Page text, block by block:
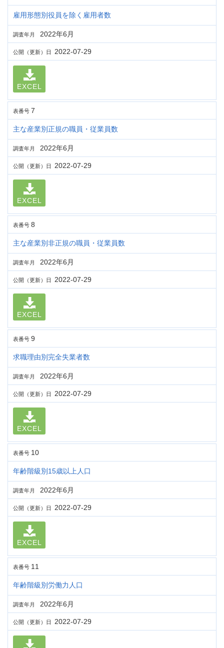
雇用形態別役員を除く雇用者数
調査年月 2022年6月
公開（更新）日 2022-07-29
EXCEL
表番号 7
主な産業別正規の職員・従業員数
調査年月 2022年6月
公開（更新）日 2022-07-29
EXCEL
表番号 8
主な産業別非正規の職員・従業員数
調査年月 2022年6月
公開（更新）日 2022-07-29
EXCEL
表番号 9
求職理由別完全失業者数
調査年月 2022年6月
公開（更新）日 2022-07-29
EXCEL
表番号 10
年齢階級別15歳以上人口
調査年月 2022年6月
公開（更新）日 2022-07-29
EXCEL
表番号 11
年齢階級別労働力人口
調査年月 2022年6月
公開（更新）日 2022-07-29